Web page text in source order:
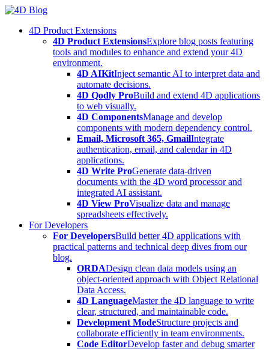
Skip
content4D Product Extensions
4D Product ExtensionsExplore blog posts featuring
tools and modules to enhance and extend your 4D
environment.
4D AIKitInject semantic AI to interpret data and
automate decisions.
4D Qodly ProBuild and extend 4D applications
to web visually.
4D ComponentsManage and develop
components with modern dependency control.
Email, Microsoft 365, GmailIntegrate
authentication, email, and calendar in 4D
applications.
4D Write ProGenerate data-driven
documents with the 4D word processor and
integrated AI assistant.
4D View ProVisualize data and manage
spreadsheets effectively.
For Developers
For DevelopersBuild better 4D applications with
practical patterns and technical deep dives from our
blog.
ORDADesign clean data models using an
object-oriented approach with Object Relational
Data Access.
4D LanguageMaster the 4D language to write
clear, structured, and maintainable code.
Development ModeStructure projects and
collaborate efficiently in team environments.
Code EditorDevelop faster and debug smarter